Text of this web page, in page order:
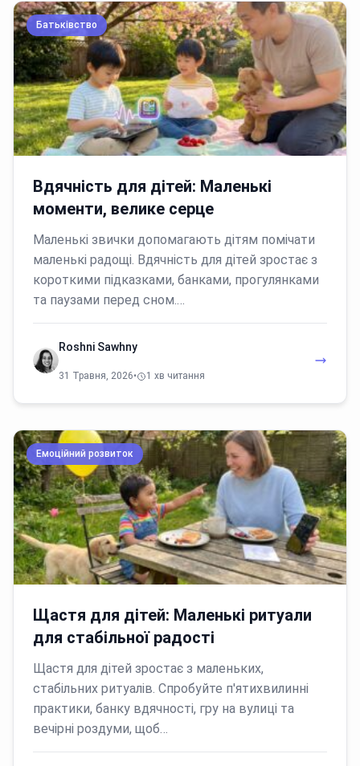
Батьківство
Вдячність для дітей: Маленькі
моменти, велике серце
Маленькі звички допомагають дітям помічати
маленькі радощі. Вдячність для дітей зростає з
короткими підказками, банками, прогулянками
та паузами перед сном.…
Roshni Sawhny
31 Травня, 2026• 1 хв читання
Емоційний розвиток
Щастя для дітей: Маленькі ритуали
для стабільної радості
Щастя для дітей зростає з маленьких,
стабільних ритуалів. Спробуйте п'ятихвилинні
практики, банку вдячності, гру на вулиці та
вечірні роздуми, щоб…